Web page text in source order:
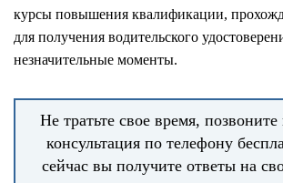
курсы повышения квалификации,
для получения водительского
незначительные моменты.
Не тратьте свое время,
консультация по телефону
сейчас вы получите ответы на